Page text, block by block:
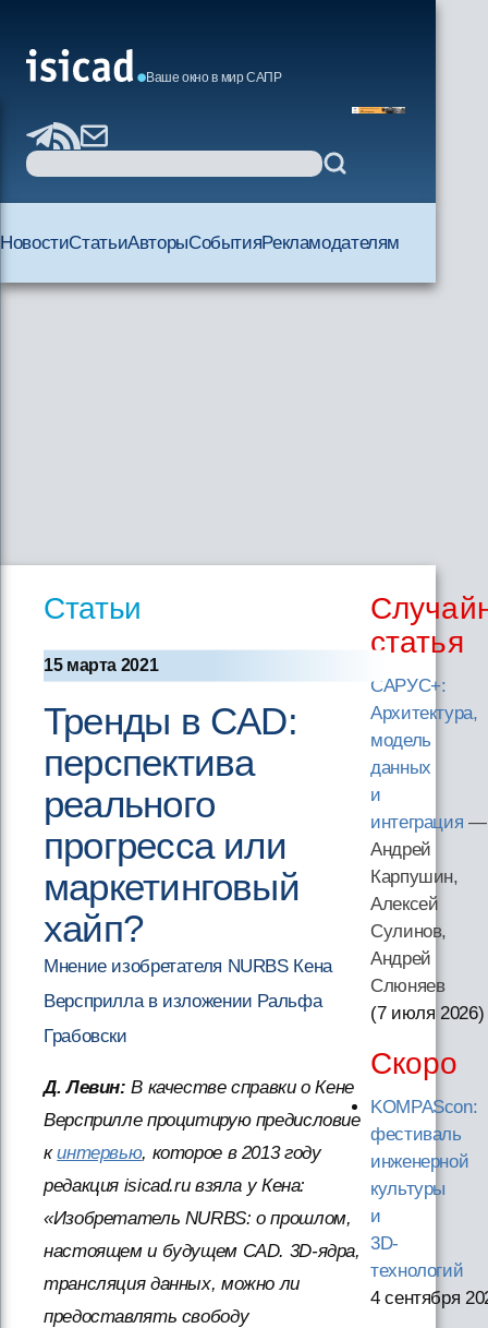
Ваше окно в мир САПР
НовостиСтатьиАвторыСобытияРекламодателям
Статьи
15 марта 2021
Тренды в CAD:
перспектива
реального
прогресса или
маркетинговый
хайп?
Мнение изобретателя NURBS Кена
Версприлла в изложении Ральфа
Грабовски
Д. Левин: В качестве справки о Кене
Версприлле процитирую предисловие
кинтервью, которое в 2013 году
редакция isicad.ru взяла у Кена:
«Изобретатель NURBS: о прошлом,
настоящем и будущем CAD. 3D-ядра,
трансляция данных, можно ли
предоставлять свободу
статья
САРУС+:
Архитектура,
модель
данных
и
интеграция —
Андрей
Карпушин,
Алексей
Сулинов,
Андрей
Слюняев
(7 июля 2026)
Скоро
KOMPAScon:
фестиваль
инженерной
культуры
и
3D-
технологий
4 сентября